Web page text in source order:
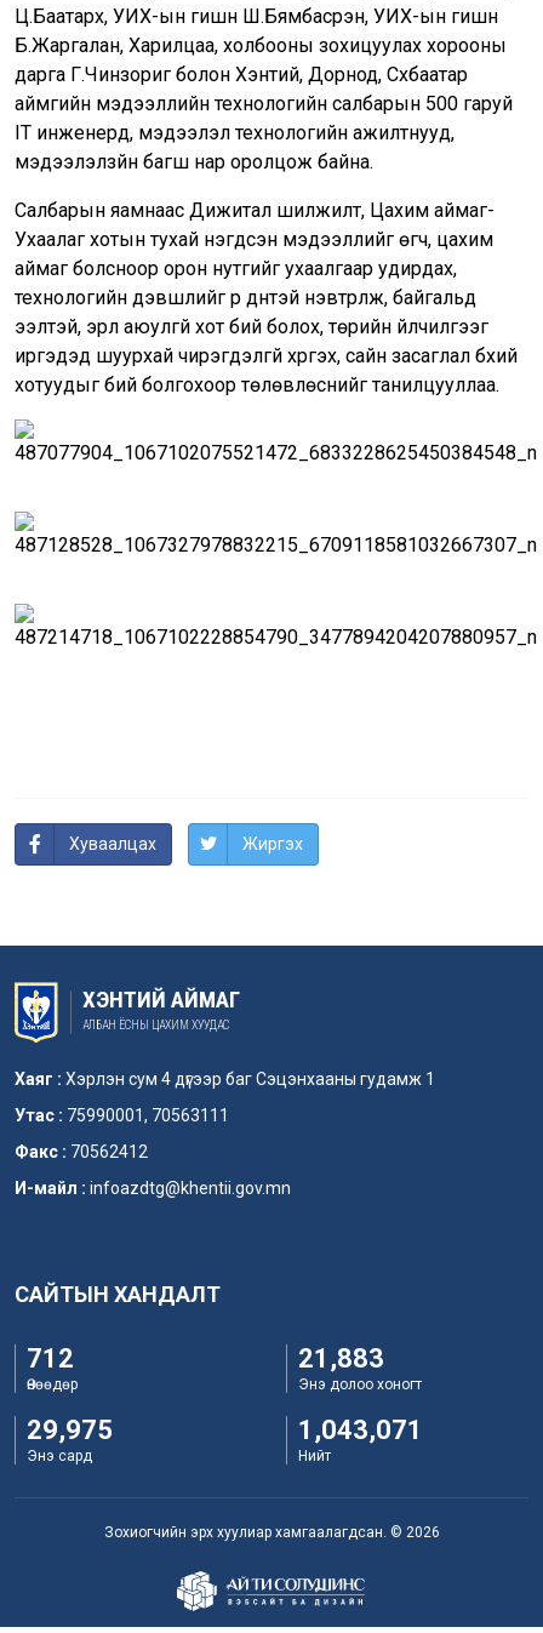
Ц.Баатархүү, УИХ-ын гишүүн Ш.Бямбасүрэн, УИХ-ын гишүүн
Б.Жаргалан, Харилцаа, холбооны зохицуулах хорооны
дарга Г.Чинзориг болон Хэнтий, Дорнод, Сүхбаатар
аймгийн мэдээллийн технологийн салбарын 500 гаруй
IT инженерүүд, мэдээлэл технологийн ажилтнууд,
мэдээлэлзүйн багш нар оролцож байна.
Салбарын яамнаас Дижитал шилжилт, Цахим аймаг-
Ухаалаг хотын тухай нэгдсэн мэдээллийг өгч, цахим
аймаг болсноор орон нутгийг ухаалгаар удирдах,
технологийн дэвшлийг үр дүнтэй нэвтрүүлж, байгальд
ээлтэй, эрүүл аюулгүй хот бий болох, төрийн үйлчилгээг
иргэдэд шуурхай чирэгдэлгүй хүргэх, сайн засаглал бүхий
хотуудыг бий болгохоор төлөвлөснийг танилцууллаа.
Хуваалцах Жиргэх
ХЭНТИЙ АЙМАГ
АЛБАН ЁСНЫ ЦАХИМ ХУУДАС
Хаяг : Хэрлэн сум 4 дүгээр баг Сэцэнхааны гудамж 1
Утас : 75990001, 70563111
Факс : 70562412
И-майл : infoazdtg@khentii.gov.mn
САЙТЫН ХАНДАЛТ
712
Өнөөдөр
21,883
Энэ долоо хоногт
29,975
Энэ сард
1,043,071
Нийт
Зохиогчийн эрх хуулиар хамгаалагдсан. © 2026